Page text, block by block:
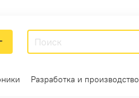
Разработка и производство